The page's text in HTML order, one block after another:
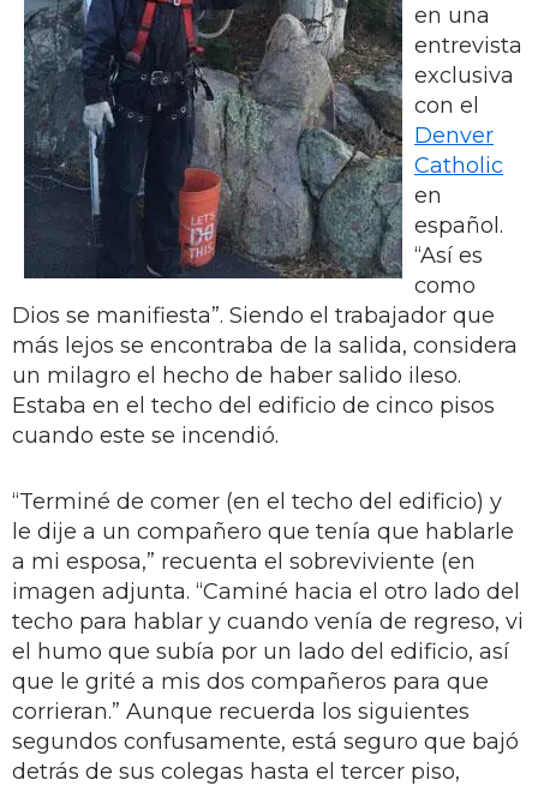
en una
entrevista
exclusiva
con el
Denver
Catholic
en
español.
“Así es
como
Dios se manifiesta”. Siendo el trabajador que
más lejos se encontraba de la salida, considera
un milagro el hecho de haber salido ileso.
Estaba en el techo del edificio de cinco pisos
cuando este se incendió.
“Terminé de comer (en el techo del edificio) y
le dije a un compañero que tenía que hablarle
a mi esposa,” recuenta el sobreviviente (en
imagen adjunta. “Caminé hacia el otro lado del
techo para hablar y cuando venía de regreso, vi
el humo que subía por un lado del edificio, así
que le grité a mis dos compañeros para que
corrieran.” Aunque recuerda los siguientes
segundos confusamente, está seguro que bajó
detrás de sus colegas hasta el tercer piso,